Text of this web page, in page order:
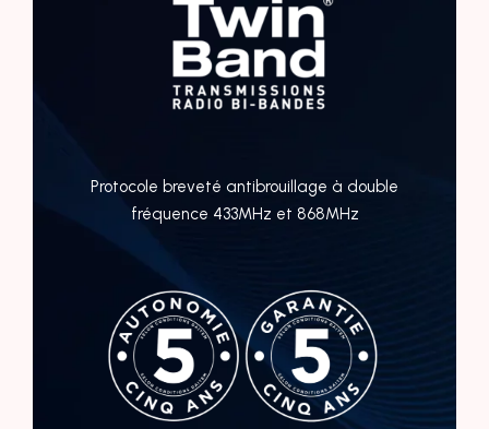
Protocole breveté antibrouillage à double
fréquence 433MHz et 868MHz